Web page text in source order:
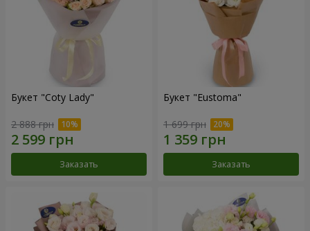
Букет "Coty Lady"
2 888 грн
Заказать
Букет "Eustoma"
1 699 грн
Заказать